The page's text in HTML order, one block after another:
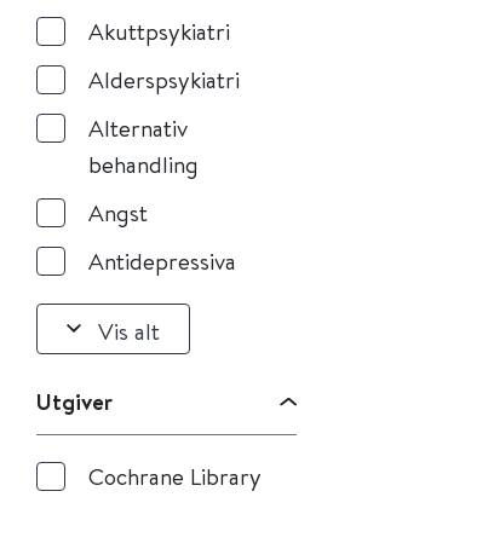
Akuttpsykiatri
Alderspsykiatri
Alternativ
behandling
Angst
Antidepressiva
Vis alt
Utgiver
Cochrane Library